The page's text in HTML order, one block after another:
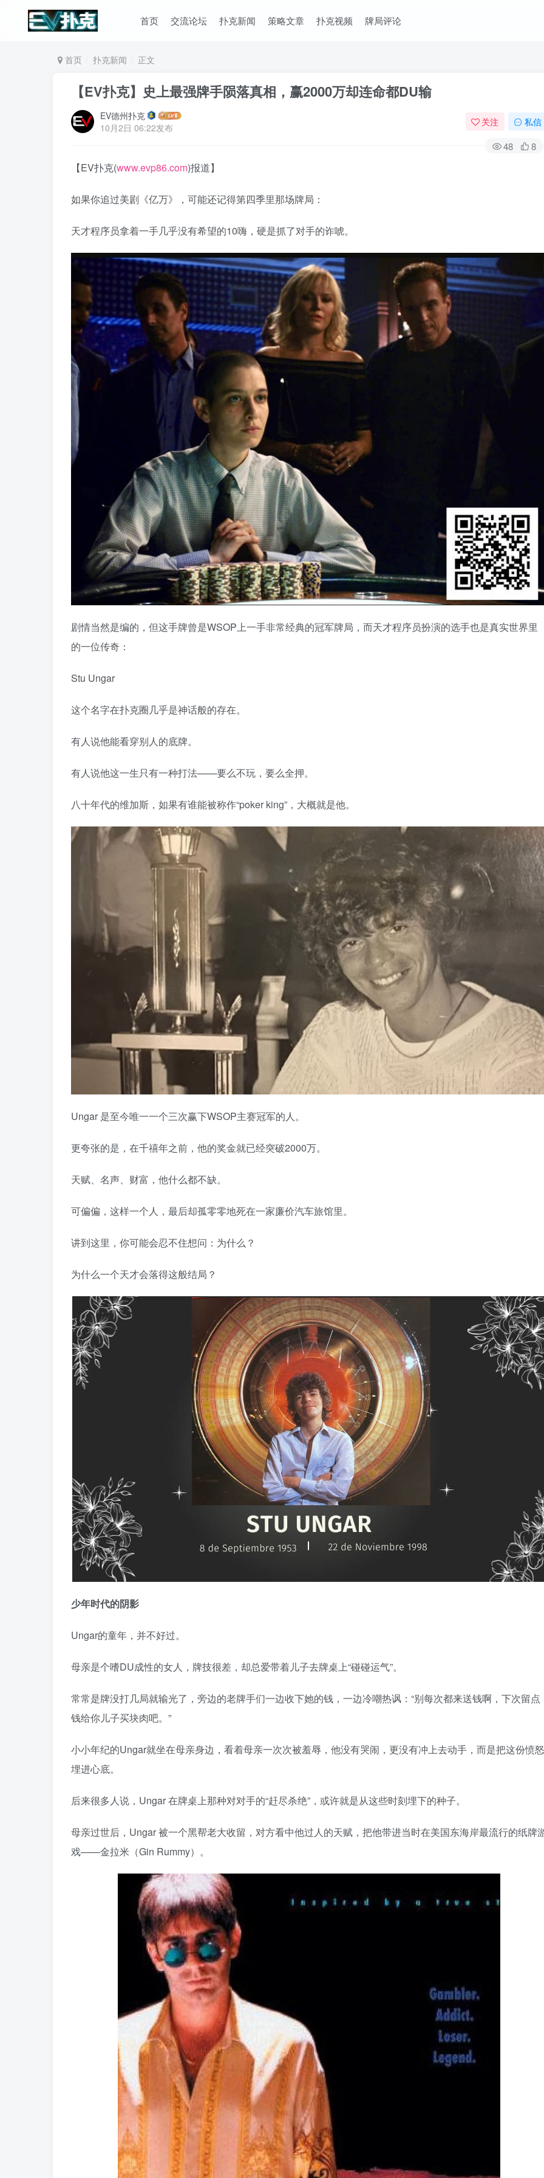
首页 交流论坛 扑克新闻 策略文章 扑克视频 牌局评论
首页 扑克新闻 正文
【EV扑克】史上最强牌手陨落真相，赢2000万却连命都DU输
EV德州扑克
10月2日 06:22发布
关注 私信
48 8
【EV扑克(www.evp86.com)报道】
如果你追过美剧《亿万》，可能还记得第四季里那场牌局：
天才程序员拿着一手几乎没有希望的10嗨，硬是抓了对手的诈唬。
剧情当然是编的，但这手牌曾是WSOP上一手非常经典的冠军牌局，而天才程序员扮演的选手也是真实世界里
的一位传奇：
Stu Ungar
这个名字在扑克圈几乎是神话般的存在。
有人说他能看穿别人的底牌。
有人说他这一生只有一种打法——要么不玩，要么全押。
八十年代的维加斯，如果有谁能被称作“poker king”，大概就是他。
Ungar 是至今唯一一个三次赢下WSOP主赛冠军的人。
更夸张的是，在千禧年之前，他的奖金就已经突破2000万。
天赋、名声、财富，他什么都不缺。
可偏偏，这样一个人，最后却孤零零地死在一家廉价汽车旅馆里。
讲到这里，你可能会忍不住想问：为什么？
为什么一个天才会落得这般结局？
少年时代的阴影
Ungar的童年，并不好过。
母亲是个嗜DU成性的女人，牌技很差，却总爱带着儿子去牌桌上“碰碰运气”。
常常是牌没打几局就输光了，旁边的老牌手们一边收下她的钱，一边冷嘲热讽：“别每次都来送钱啊，下次留点
钱给你儿子买块肉吧。”
小小年纪的Ungar就坐在母亲身边，看着母亲一次次被羞辱，他没有哭闹，更没有冲上去动手，而是把这份愤怒
埋进心底。
后来很多人说，Ungar 在牌桌上那种对对手的“赶尽杀绝”，或许就是从这些时刻埋下的种子。
母亲过世后，Ungar 被一个黑帮老大收留，对方看中他过人的天赋，把他带进当时在美国东海岸最流行的纸牌
戏——金拉米（Gin Rummy）。